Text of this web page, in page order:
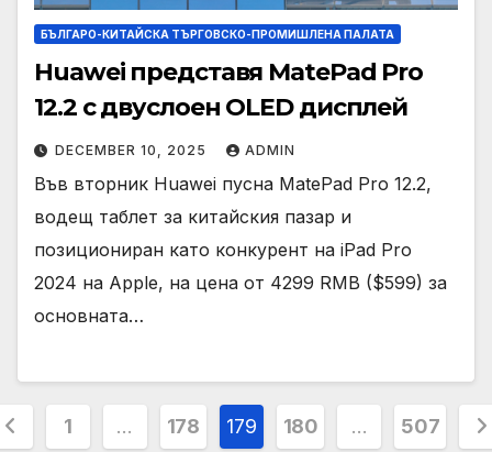
БЪЛГАРО-КИТАЙСКА ТЪРГОВСКО-ПРОМИШЛЕНА ПАЛАТА
Huawei представя MatePad Pro
12.2 с двуслоен OLED дисплей
DECEMBER 10, 2025 ADMIN
Във вторник Huawei пусна MatePad Pro 12.2,
водещ таблет за китайския пазар и
позициониран като конкурент на iPad Pro
2024 на Apple, на цена от 4299 RMB ($599) за
основната…
1 … 178 179 180 … 507